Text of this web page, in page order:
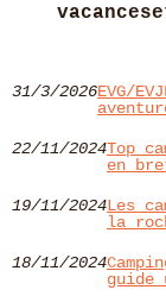
31/3/2026EVG/
22/11/2024Top
en
19/11/2024Les
la
18/11/2024
guide